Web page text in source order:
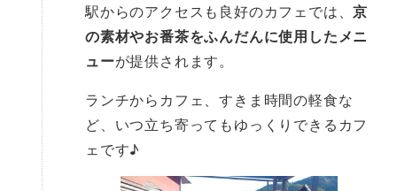
駅からのアクセスも良好のカフェでは、京
の素材やお番茶をふんだんに使用したメニ
ューが提供されます。
ランチからカフェ、すきま時間の軽食な
ど、いつ立ち寄ってもゆっくりできるカフ
ェです♪